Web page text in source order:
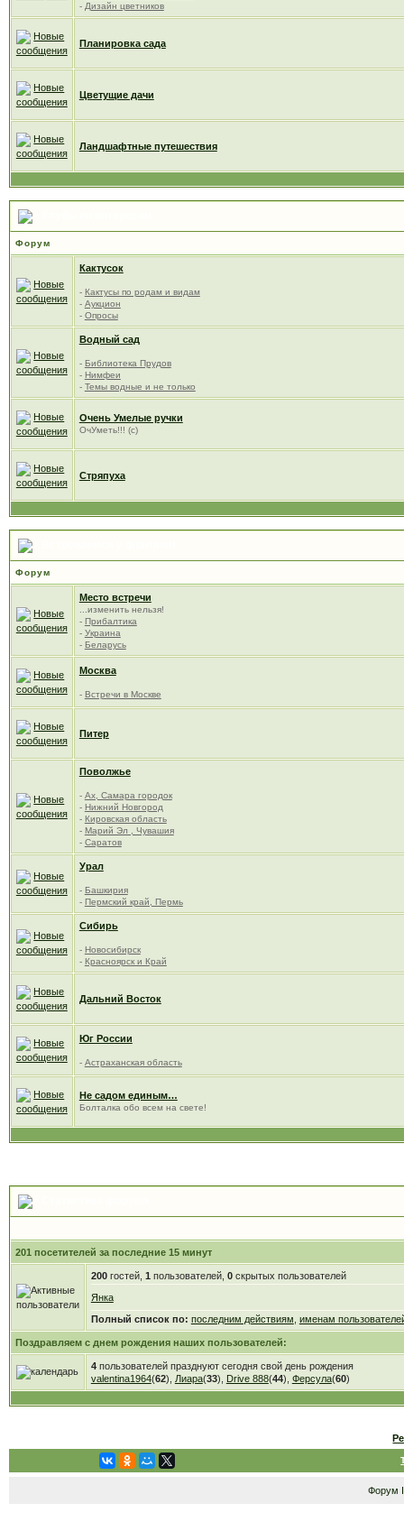
- Дизайн цветников
Планировка сада
Цветущие дачи
Ландшафтные путешествия
Форум
Кактусок
- Кактусы по родам и видам
- Аукцион
- Опросы
Водный сад
- Библиотека Прудов
- Нимфеи
- Темы водные и не только
Очень Умелые ручки
ОчУметь!!! (с)
Стряпуха
Форум
Место встречи
...изменить нельзя!
- Прибалтика
- Украина
- Беларусь
Москва
- Встречи в Москве
Питер
Поволжье
- Ах, Самара городок
- Нижний Новгород
- Кировская область
- Марий Эл , Чувашия
- Саратов
Урал
- Башкирия
- Пермский край, Пермь
Сибирь
- Новосибирск
- Красноярск и Край
Дальний Восток
Юг России
- Астраханская область
Не садом единым…
Болталка обо всем на свете!
201 посетителей за последние 15 минут
200гостей, 1 пользователей, 0скрытых пользователей
Янка
Полный список по: последним действиям именам
Поздравляем с днем рождения наших пользователей:
4пользователей празднуют сегодня свой день рождения
valentina1964(62), Лиара(33), Drive 888(44), Ферсула(60)
Форум